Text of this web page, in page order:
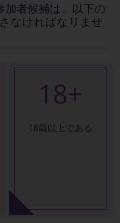
加者候補は、以下の
なければなりませ
18歳以上である